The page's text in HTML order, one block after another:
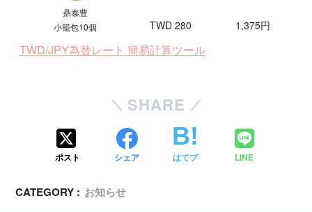
鼎泰豊
小籠包10個
TWD 280 1,375円
TWD/JPY為替レート 簡易計算ツール
SHARE
ポスト シェア はてブ LINE
CATEGORY : お知らせ